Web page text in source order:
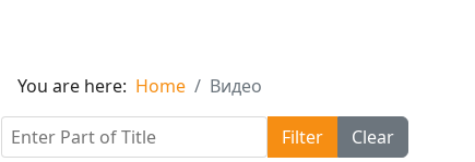
You are here: Home Видео
Enter Part of Title
Filter Clear